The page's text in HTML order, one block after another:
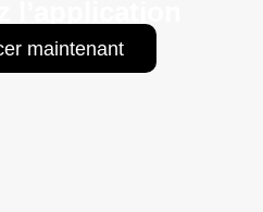
maintenant